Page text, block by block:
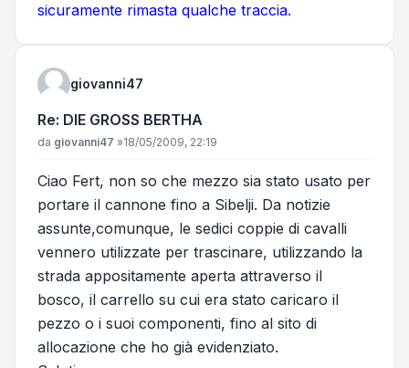
sicuramente rimasta qualche traccia.
giovanni47
Re: DIE GROSS BERTHA
Messaggio
da giovanni47 »18/05/2009, 22:19
Ciao Fert, non so che mezzo sia stato usato per
portare il cannone fino a Sibelji. Da notizie
assunte,comunque, le sedici coppie di cavalli
vennero utilizzate per trascinare, utilizzando la
strada appositamente aperta attraverso il
bosco, il carrello su cui era stato caricaro il
pezzo o i suoi componenti, fino al sito di
allocazione che ho già evidenziato.